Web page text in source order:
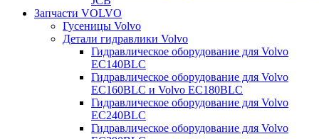
Запчасти VOLVO
Гусеницы Volvo
Детали гидравлики Volvo
Гидравлическое оборудование для Volvo
EC140BLC
Гидравлическое оборудование для Volvo
EC160BLC и Volvo EC180BLC
Гидравлическое оборудование для Volvo
EC240BLC
Гидравлическое оборудование для Volvo